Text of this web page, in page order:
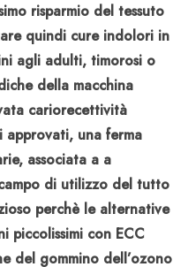
risparmio del tessuto
quindi cure indolori in
agli adulti, timorosi o
della macchina
cariorecettività
approvati, una ferma
associata a a
di utilizzo del tutto
perchè le alternative
piccolissimi con ECC
del gommino dell’ozono